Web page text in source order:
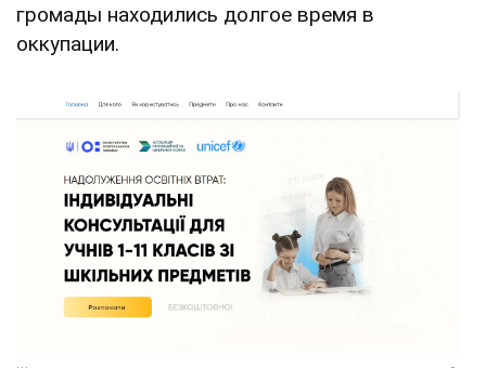
громады находились долгое время в
оккупации.